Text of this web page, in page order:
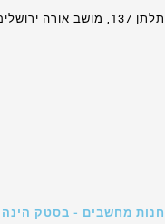
תלתן 137, מושב אורה ירושלים
חנות מחשבים - בסטק הינה